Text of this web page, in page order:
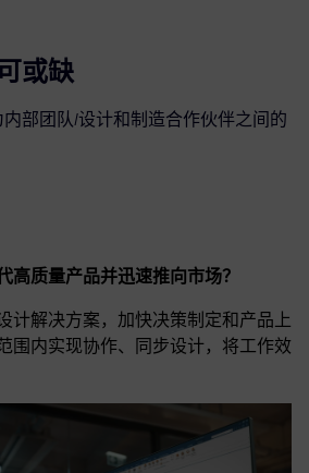
或缺
内部团队/设计和制造合作伙伴之间的
高质量产品并迅速推向市场？
计解决方案，加快决策制定和产品上
围内实现协作、同步设计，将工作效